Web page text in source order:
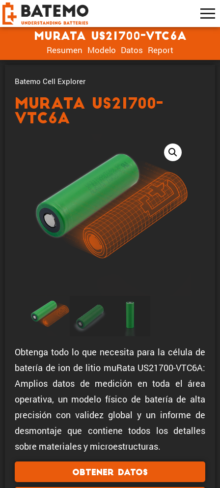
muRata US21700-VTC6A
Resumen Modelo Datos Report
Batemo Cell Explorer
muRata US21700-
VTC6A
Obtenga todo lo que necesita para la célula de
batería de ion de litio muRata US21700-VTC6A:
Amplios datos de medición en toda el área
operativa, un modelo físico de batería de alta
precisión con validez global y un informe de
desmontaje que contiene todos los detalles
sobre materiales y microestructuras.
Obtener datos